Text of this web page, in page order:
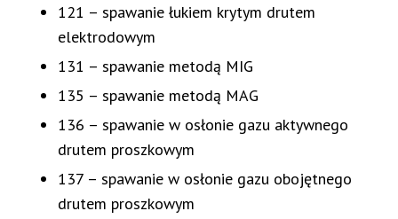
121 – spawanie łukiem krytym drutem
elektrodowym
131 – spawanie metodą MIG
135 – spawanie metodą MAG
136 – spawanie w osłonie gazu aktywnego
drutem proszkowym
137 – spawanie w osłonie gazu obojętnego
drutem proszkowym